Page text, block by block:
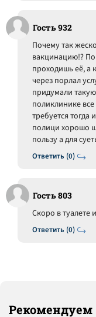
Гость 932
Ответить (0)
Почему так
вакцинацию!?
проходишь её, а
через порлал
придумали
поликлинике
требуется
полици хорошо
пользу а для
Гость 803
Ответить (0)
Скоро в туалете
Рекомендуем